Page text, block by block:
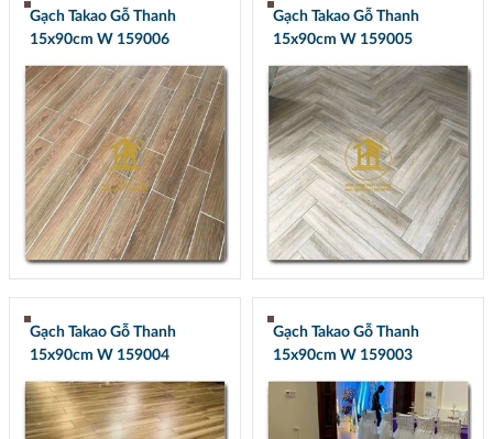
Gạch Takao Gỗ Thanh
15x90cm W 159006
Gạch Takao Gỗ Thanh
15x90cm W 159005
Gạch Takao Gỗ Thanh
15x90cm W 159004
Gạch Takao Gỗ Thanh
15x90cm W 159003